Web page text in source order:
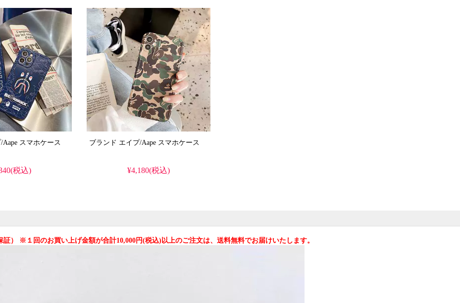
ブランド エイプ/Aape スマホケース
税込)
ブランド エイプ/Aape スマホケース
¥4,180(税込)
証） ※１回のお買い上げ金額が合計10,000円(税込)以上のご注文は、送料無料でお届けいたします。